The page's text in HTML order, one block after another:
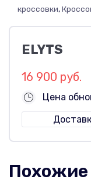
кроссовки,
ELYTS
16 900 руб.
Цена